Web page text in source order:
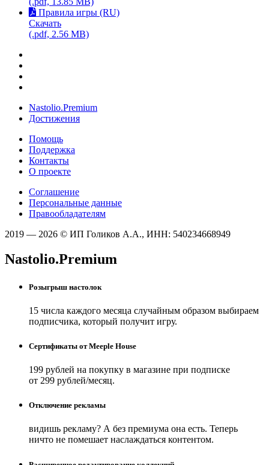
Правила игры (RU)
Скачать
(.pdf, 2.56 MB)
Nastolio.Premium
Достижения
Помощь
Поддержка
Контакты
О проекте
Соглашение
Персональные данные
Правообладателям
2019 — 2026 © ИП Голиков А.А., ИНН: 540234668949
Nastolio.Premium
Розыгрыш настолок
15 числа каждого месяца случайным образом выбираем
подписчика, который получит игру.
Сертификаты от Meeple House
199 рублей на покупку в магазине при подписке
от 299 рублей/месяц.
Отключение рекламы
видишь рекламу? А без премиума она есть. Теперь
ничто не помешает наслаждаться контентом.